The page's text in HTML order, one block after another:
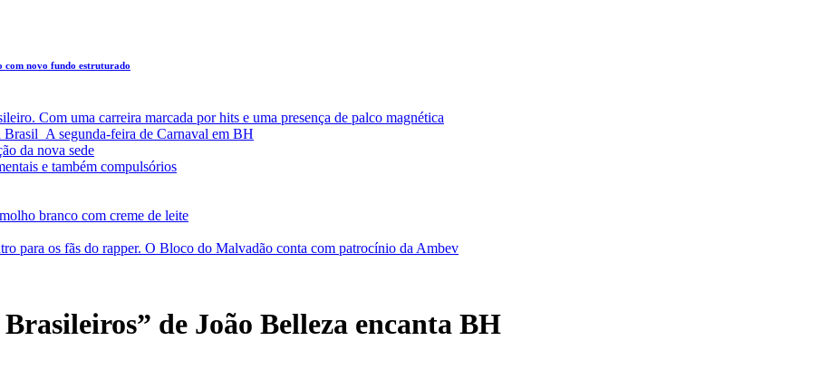
com novo fundo estruturado
Com uma carreira marcada por hits e uma presença de palco magnética
A segunda-feira de Carnaval em BH
da nova sede
e também compulsórios
branco com creme de leite
para os fãs do rapper. O Bloco do Malvadão conta com patrocínio da Ambev
de João Belleza encanta BH